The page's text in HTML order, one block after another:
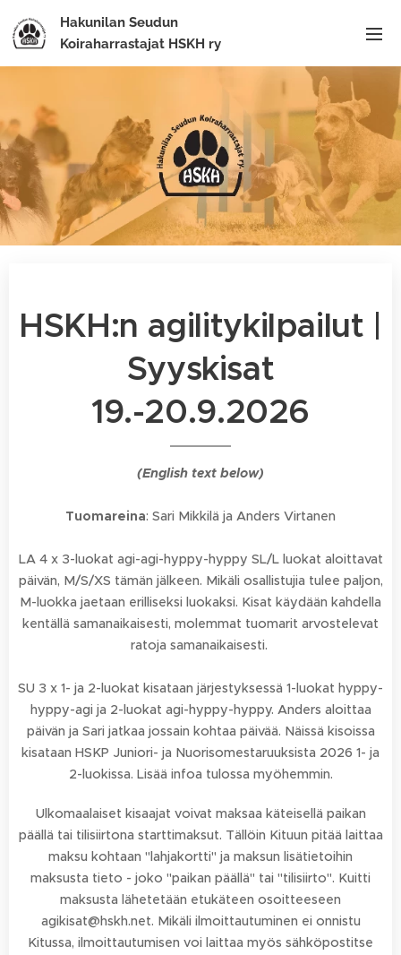
Hakunilan Seudun
Koiraharrastajat HSKH ry
HSKH:n agilitykilpailut |
Syyskisat
19.-20.9.2026
(English text below)
Tuomareina: Sari Mikkilä ja Anders Virtanen
LA 4 x 3-luokat agi-agi-hyppy-hyppy SL/L luokat aloittavat
päivän, M/S/XS tämän jälkeen. Mikäli osallistujia tulee paljon,
M-luokka jaetaan erilliseksi luokaksi. Kisat käydään kahdella
kentällä samanaikaisesti, molemmat tuomarit arvostelevat
ratoja samanaikaisesti.
SU 3 x 1- ja 2-luokat kisataan järjestyksessä 1-luokat hyppy-
hyppy-agi ja 2-luokat agi-hyppy-hyppy. Anders aloittaa
päivän ja Sari jatkaa jossain kohtaa päivää. Näissä kisoissa
kisataan HSKP Juniori- ja Nuorisomestaruuksista 2026 1- ja
2-luokissa. Lisää infoa tulossa myöhemmin.
Ulkomaalaiset kisaajat voivat maksaa käteisellä paikan
päällä tai tilisiirtona starttimaksut. Tällöin Kituun pitää laittaa
maksu kohtaan "lahjakortti" ja maksun lisätietoihin
maksusta tieto - joko "paikan päällä" tai "tilisiirto". Kuitti
maksusta lähetetään etukäteen osoitteeseen
agikisat@hskh.net. Mikäli ilmoittautuminen ei onnistu
Kitussa, ilmoittautumisen voi laittaa myös sähköpostitse